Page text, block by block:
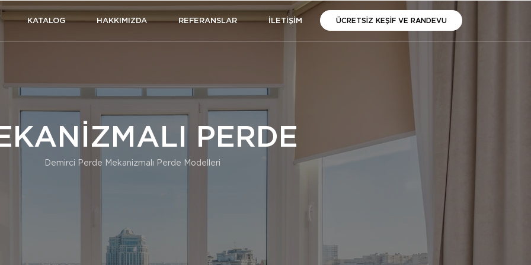
KATALOG HAKKIMIZDA REFERANSLAR İLETİŞİM ÜCRETSİZ KEŞİF VE RANDEVU
PERDE
Demirci Perde Mekanizmalı Perde Modelleri